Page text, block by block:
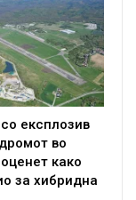
експлозив
во
како
за хибридна